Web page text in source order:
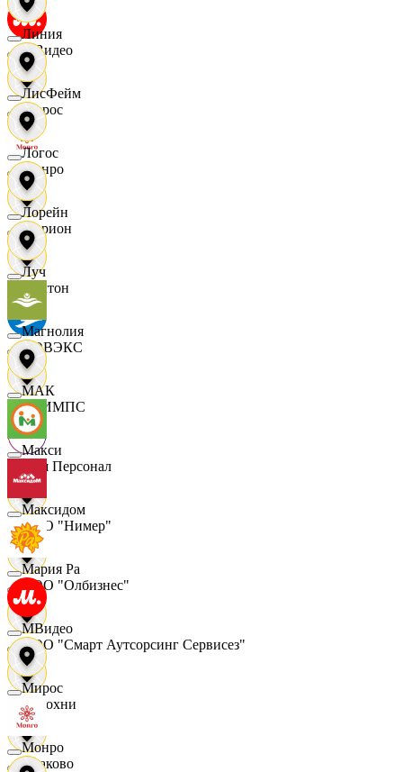
МВидео
Мирос
Монро
Морион
Мултон
НОВЭКС
ОЛИМПС
Ваш Персонал
ООО "Нимер"
ООО "Олбизнес"
ООО "Смарт Аутсорсинг Сервисез"
Отдохни
Очаково
Линия
ЛисФейм
Логос
Лорейн
Луч
Магнолия
МАК
Макси
Максидом
Мария Ра
МВидео
Мирос
Монро